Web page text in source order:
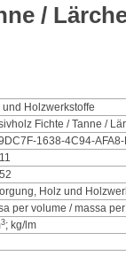
/
und Holzwerkstoffe
Fichte / Tanne /
1638-4C94-
Holz und
per volume / massa
3; kg/lm